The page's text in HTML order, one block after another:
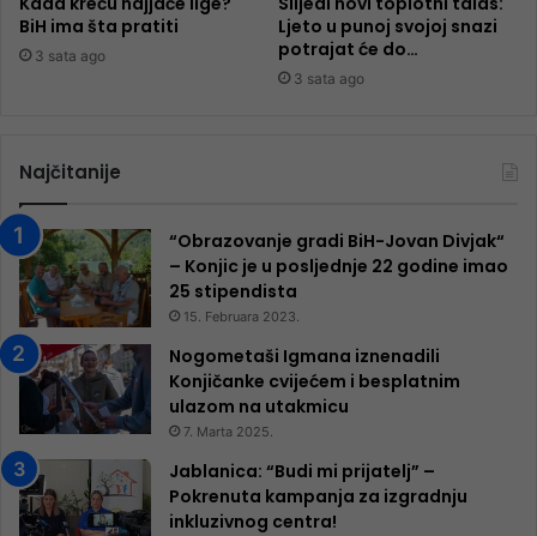
BiH ima šta pratiti
3 sata ago
Ljeto u punoj svojoj snazi
potrajat će do…
3 sata ago
Najčitanije
“Obrazovanje gradi BiH-Jovan Divjak“
– Konjic je u posljednje 22 godine imao
25 ​​stipendista
15. Februara 2023.
Nogometaši Igmana iznenadili
Konjičanke cvijećem i besplatnim
ulazom na utakmicu
7. Marta 2025.
Jablanica: “Budi mi prijatelj” –
Pokrenuta kampanja za izgradnju
inkluzivnog centra!